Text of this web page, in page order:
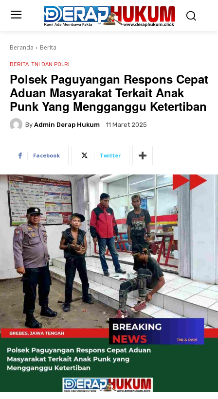
Beranda Berita
BERITA TNI DAN POLRI
Polsek Paguyangan Respons Cepat
Aduan Masyarakat Terkait Anak
Punk Yang Mengganggu Ketertiban
By Admin Derap Hukum 11 Maret 2025
Facebook Twitter